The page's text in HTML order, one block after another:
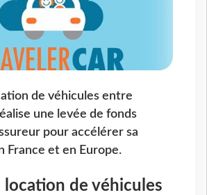
de véhicules entre
une levée de fonds
pour accélérer sa
France et en Europe.
location de véhicules